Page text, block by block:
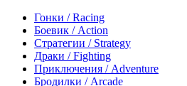
Гонки / Racing
Боевик / Action
Стратегии / Strategy
Драки / Fighting
Приключения / Adventure
Бродилки / Arcade